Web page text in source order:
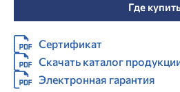
Где
Сертификат
Скачать каталог
Электронная гарантия